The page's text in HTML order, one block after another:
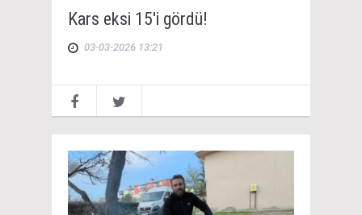
Kars eksi 15'i gördü!
03-03-2026 13:21